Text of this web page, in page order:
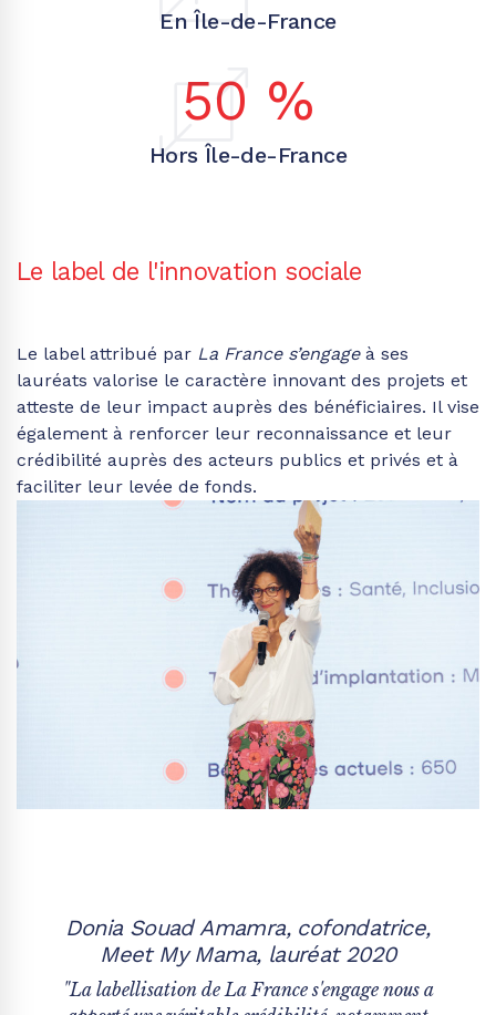
En Île-de-France
50 %
Hors Île-de-France
Le label de l'innovation sociale
Le label attribué par La France s’engageà ses
lauréats valorise le caractère innovant des projets et
atteste de leur impact auprès des bénéficiaires. Il vise
également à renforcer leur reconnaissance et leur
crédibilité auprès des acteurs publics et privés et à
faciliter leur levée de fonds.
Donia Souad Amamra, cofondatrice,
Meet My Mama, lauréat 2020
"La labellisation de La France s'engage nous a